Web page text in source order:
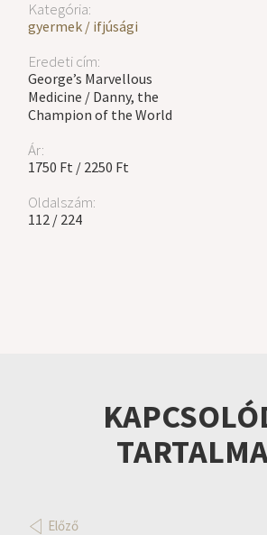
Kategória:
gyermek / ifjúsági
Eredeti cím:
George’s Marvellous
Medicine / Danny, the
Champion of the World
Ár:
1750 Ft / 2250 Ft
Oldalszám:
112 / 224
Előző